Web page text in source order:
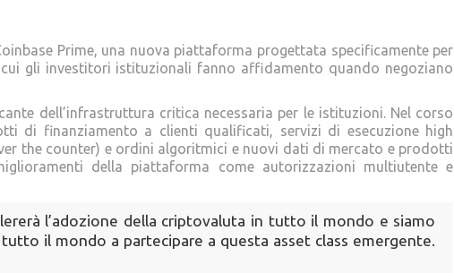
Prime, una nuova piattaforma progettata specificamente per
gli investitori istituzionali fanno affidamento quando negoziano
dell’infrastruttura critica necessaria per le istituzioni. Nel corso
di finanziamento a clienti qualificati, servizi di esecuzione high
the counter) e ordini algoritmici e nuovi dati di mercato e prodotti
della piattaforma come autorizzazioni multiutente e
l’adozione della criptovaluta in tutto il mondo e siamo
il mondo a partecipare a questa asset class emergente.